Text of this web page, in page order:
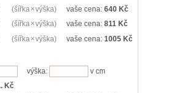
(šířka × výška) vaše cena: 640 Kč
(šířka × výška) vaše cena: 811 Kč
(šířka × výška) vaše cena: 1005 Kč
výška:
v cm
Kč